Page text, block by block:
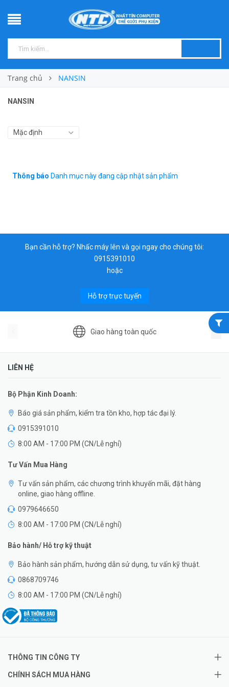
Trang chủ NANSIN
NANSIN
Thông báo Danh mục này đang cập nhật sản phẩm
Bạn cần hỗ trợ? Nhấc máy lên và gọi ngay cho chúng tôi:
0915391010
hoặc
Hỗ trợ trực tuyến
Giao hàng toàn quốc
LIÊN HỆ
Bộ Phận Kinh Doanh:
Báo giá sản phẩm, kiểm tra tồn kho, hợp tác đại lý.
0915391010
8:00 AM - 17:00 PM (CN/Lễ nghỉ)
Tư Vấn Mua Hàng
Tư vấn sản phẩm, các chương trình khuyến mãi, đặt hàng
online, giao hàng offline.
0979646650
8:00 AM - 17:00 PM (CN/Lễ nghỉ)
Bảo hành/ Hỗ trợ kỹ thuật
Bảo hành sản phẩm, hướng dẫn sử dụng, tư vấn kỹ thuật.
0868709746
8:00 AM - 17:00 PM (CN/Lễ nghỉ)
THÔNG TIN CÔNG TY
CHÍNH SÁCH MUA HÀNG